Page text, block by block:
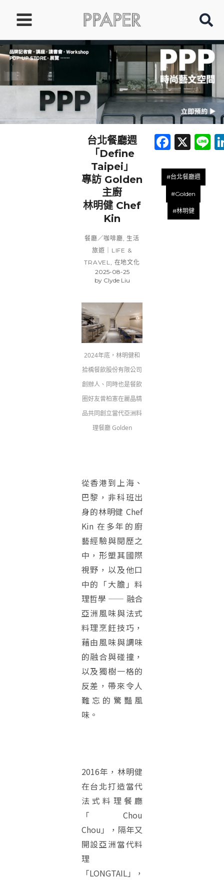
要
內
台北餐廳週
「Define
Taipei」
專訪 Golden
主廚
林明健 Chef
Kin
餐廳／咖啡廳, 生活
旅遊｜LIFE &
TRAVEL, 在地文化
2025-08-25
byClyde Liu
2024年底，林明健和
拾楀餐飲股份有限公司
創辦人、同時也是餐飲
圈好友曾柏憲在麗晶精
品共同創立當代亞洲料
理餐廳 Golden
從香港到上海、
巴黎，非科班出
身的林明健 Chef
Kin 在多年的廚
藝經驗與閱歷之
中，形塑其國際
視野，以及他口
中的「大膽」料
理哲學 —— 融合
亞洲風味與法式
料理烹飪技巧，
藉由風味與調味
的融合與碰撞，
以及獨樹一格的
反差，帶來令人
難忘的驚豔風
味。
2016年，林明健
在台北打造當代
法式料理餐廳
「Chou
Chou」，隔年又
開設亞洲當代料
理
「LONGTAIL」，
X
#台北餐廳週
#Golden
#林明健